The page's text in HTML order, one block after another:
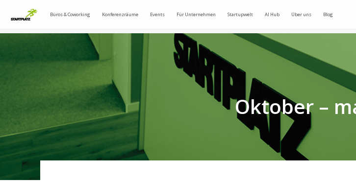
Büros & Coworking Konferenzräume Events Für Unternehmen Startupwelt AI Hub Über uns Blog
Oktober –